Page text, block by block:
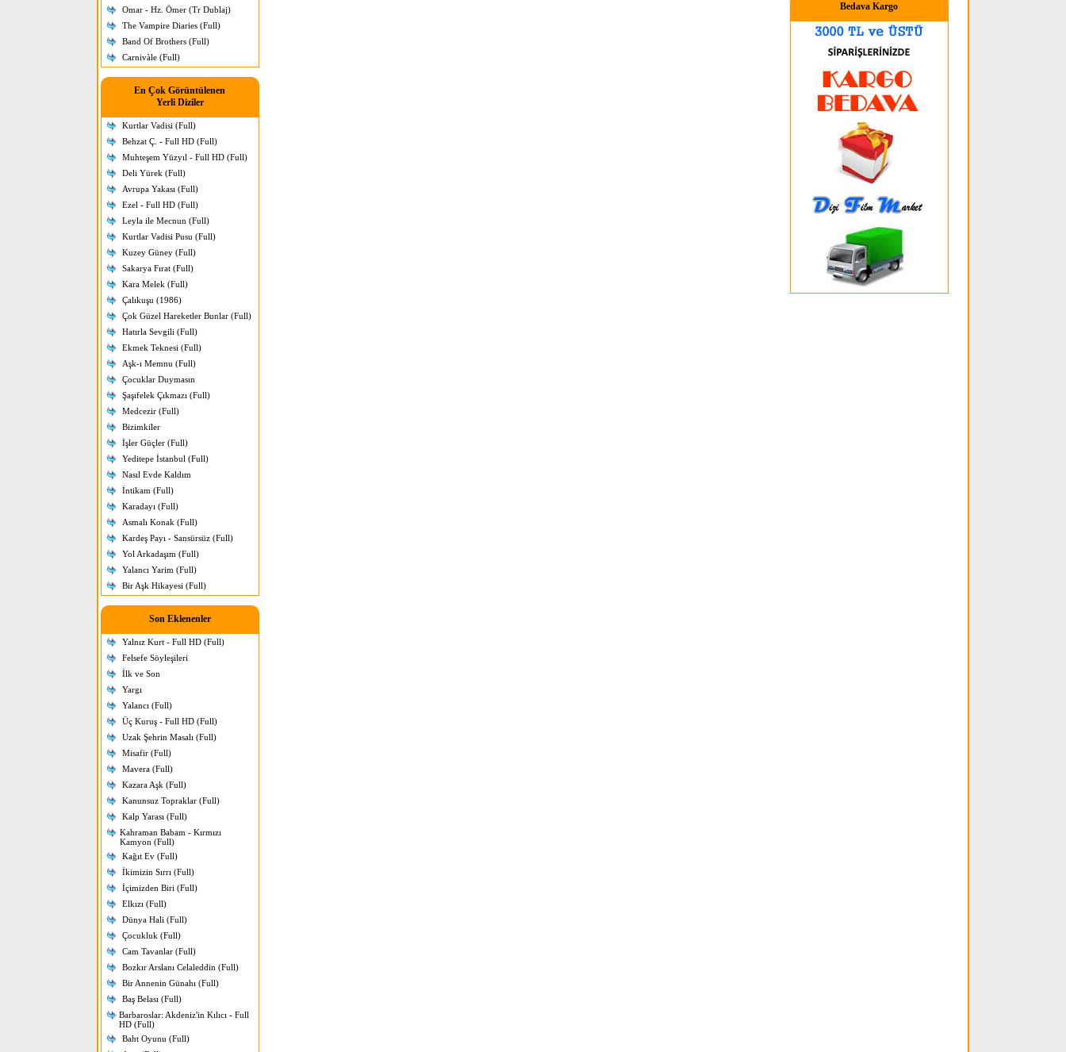
Omar - Hz. Ömer (Tr Dublaj)
The Vampire Diaries (Full)
Band Of Brothers (Full)
Carnivàle (Full)
En Çok Görüntülenen
Yerli Diziler
Kurtlar Vadisi (Full)
Behzat Ç. - Full HD (Full)
Muhteşem Yüzyıl - Full HD (Full)
Deli Yürek (Full)
Avrupa Yakası (Full)
Ezel - Full HD (Full)
Leyla ile Mecnun (Full)
Kurtlar Vadisi Pusu (Full)
Kuzey Güney (Full)
Sakarya Fırat (Full)
Kara Melek (Full)
Çalıkuşu (1986)
Çok Güzel Hareketler Bunlar (Full)
Hatırla Sevgili (Full)
Ekmek Teknesi (Full)
Aşk-ı Memnu (Full)
Çocuklar Duymasın
Şaşıfelek Çıkmazı (Full)
Medcezir (Full)
Bizimkiler
İşler Güçler (Full)
Yeditepe İstanbul (Full)
Nasıl Evde Kaldım
İntikam (Full)
Karadayı (Full)
Asmalı Konak (Full)
Kardeş Payı - Sansürsüz (Full)
Yol Arkadaşım (Full)
Yalancı Yarim (Full)
Bir Aşk Hikayesi (Full)
Son Eklenenler
Yalnız Kurt - Full HD (Full)
Felsefe Söyleşileri
İlk ve Son
Yargı
Yalancı (Full)
Üç Kuruş - Full HD (Full)
Uzak Şehrin Masalı (Full)
Misafir (Full)
Mavera (Full)
Kazara Aşk (Full)
Kanunsuz Topraklar (Full)
Kalp Yarası (Full)
Kahraman Babam - Kırmızı
Kamyon (Full)
Kağıt Ev (Full)
İkimizin Sırrı (Full)
İçimizden Biri (Full)
Elkızı (Full)
Dünya Hali (Full)
Çocukluk (Full)
Cam Tavanlar (Full)
Bozkır Arslanı Celaleddin (Full)
Bir Annenin Günahı (Full)
Baş Belası (Full)
Barbaroslar: Akdeniz'in Kılıcı - Full
HD (Full)
Baht Oyunu (Full)
Bedava Kargo